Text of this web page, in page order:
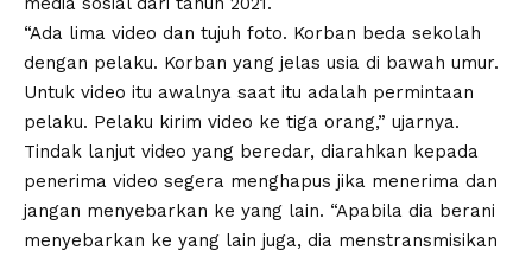
“Ada lima video dan tujuh foto. Korban beda sekolah
dengan pelaku. Korban yang jelas usia di bawah umur.
Untuk video itu awalnya saat itu adalah permintaan
pelaku. Pelaku kirim video ke tiga orang,” ujarnya.
Tindak lanjut video yang beredar, diarahkan kepada
penerima video segera menghapus jika menerima dan
jangan menyebarkan ke yang lain. “Apabila dia berani
menyebarkan ke yang lain juga, dia menstransmisikan